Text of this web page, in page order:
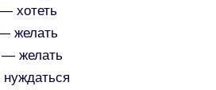
хотеть
желать
— желать